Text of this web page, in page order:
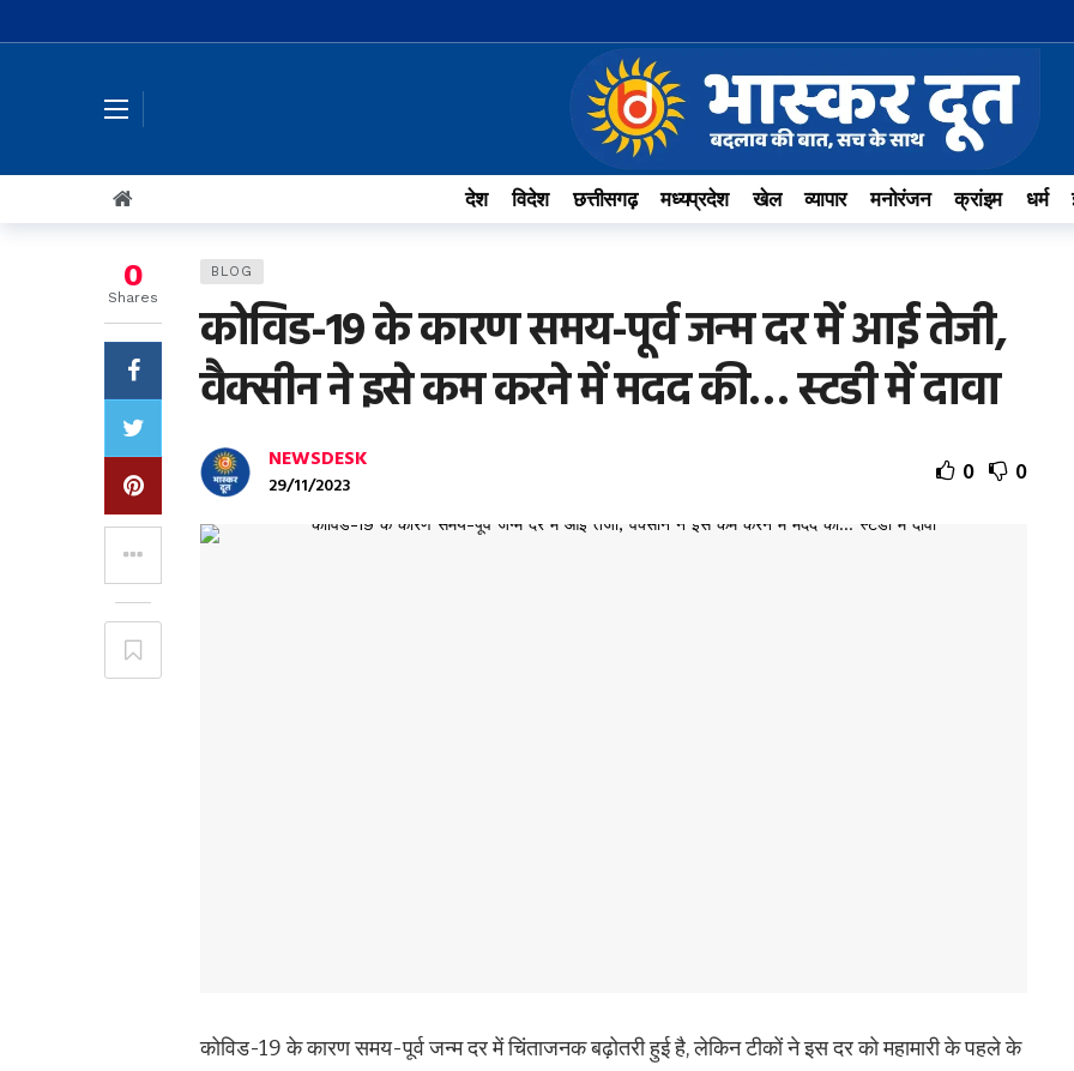
देश विदेश छत्तीसगढ़ मध्यप्रदेश खेल व्यापार मनोरंजन क्रांइम धर्म
BLOG
कोविड-19 के कारण समय-पूर्व जन्म दर में आई तेजी,
वैक्सीन ने इसे कम करने में मदद की… स्टडी में दावा
NEWSDESK
29/11/2023 0 0
0
Shares
कोविड-19 के कारण समय-पूर्व जन्म दर में चिंताजनक बढ़ोतरी हुई है, लेकिन टीकों ने इस दर को महामारी के पहले के